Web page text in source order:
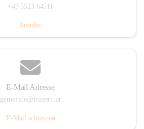
+43 5523 64511
Anrufen
E-Mail Adresse
gemeinde@fraxern.at
E-Mail schreiben